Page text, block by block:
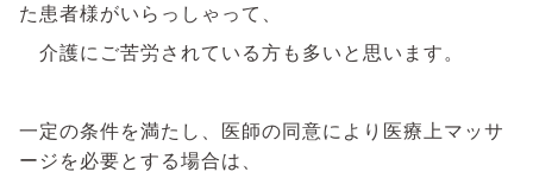
た患者様がいらっしゃって、
介護にご苦労されている方も 多いと思います。
一定の条件を満たし、医師の同意により医療上マッサ
ージを必要とする場合は、